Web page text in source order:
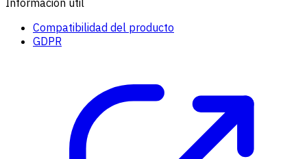
Compatibilidad del producto
GDPR